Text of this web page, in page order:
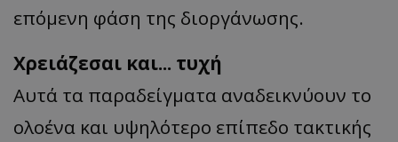
επόμενη φάση της διοργάνωσης.
Χρειάζεσαι και... τυχή
Αυτά τα παραδείγματα αναδεικνύουν το
ολοένα και υψηλότερο επίπεδο τακτικής